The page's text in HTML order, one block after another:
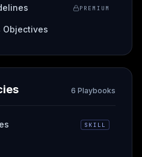
PREMIUM
Objectives
6 Playbooks
SKILL